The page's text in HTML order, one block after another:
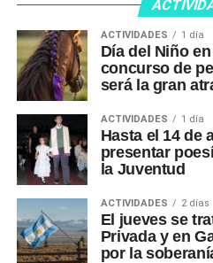
ACTIVIDADES 1 día
Día del Niño
concurso de
será la gran
ACTIVIDADES 1 día
Hasta el 14 de
presentar
la Juventud
ACTIVIDADES 2 días
El jueves se
Privada y en
por la